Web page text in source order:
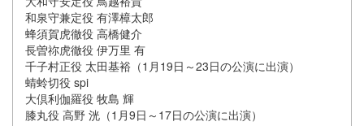
和泉守兼定役 有澤樟太郎
蜂須賀虎徹役 高橋健介
長曽祢虎徹役 伊万里 有
千子村正役 太田基裕（1月19日～23日の公演に出演）
蜻蛉切役 spi
大倶利伽羅役 牧島 輝
膝丸役 高野 洸（1月9日～17日の公演に出演）